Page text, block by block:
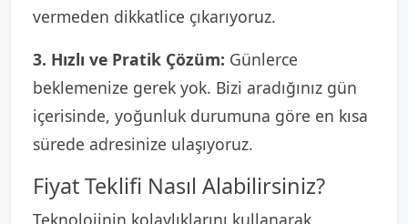
vermeden dikkatlice çıkarıyoruz.
3. Hızlı ve Pratik Çözüm: Günlerce
beklemenize gerek yok. Bizi aradığınız gün
içerisinde, yoğunluk durumuna göre en kısa
sürede adresinize ulaşıyoruz.
Fiyat Teklifi Nasıl Alabilirsiniz?
Teknolojinin kolaylıklarını kullanarak